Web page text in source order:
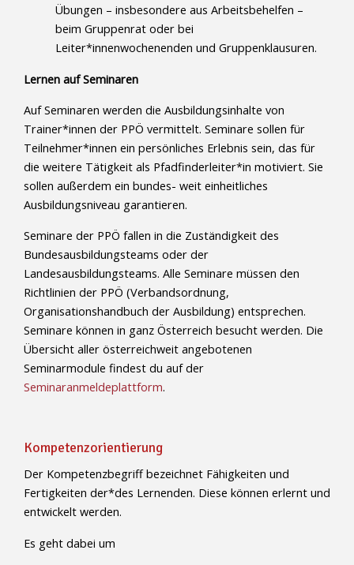
Übungen – insbesondere aus Arbeitsbehelfen –
beim Gruppenrat oder bei
Leiter*innenwochenenden und Gruppenklausuren.
Lernen auf Seminaren
Auf Seminaren werden die Ausbildungsinhalte von
Trainer*innen der PPÖ vermittelt. Seminare sollen für
Teilnehmer*innen ein persönliches Erlebnis sein, das für
die weitere Tätigkeit als Pfadfinderleiter*in motiviert. Sie
sollen außerdem ein bundes- weit einheitliches
Ausbildungsniveau garantieren.
Seminare der PPÖ fallen in die Zuständigkeit des
Bundesausbildungsteams oder der
Landesausbildungsteams. Alle Seminare müssen den
Richtlinien der PPÖ (Verbandsordnung,
Organisationshandbuch der Ausbildung) entsprechen.
Seminare können in ganz Österreich besucht werden. Die
Übersicht aller österreichweit angebotenen
Seminarmodule findest du auf der
Seminaranmeldeplattform.
Kompetenzorientierung
Der Kompetenzbegriff bezeichnet Fähigkeiten und
Fertigkeiten der*des Lernenden. Diese können erlernt und
entwickelt werden.
Es geht dabei um